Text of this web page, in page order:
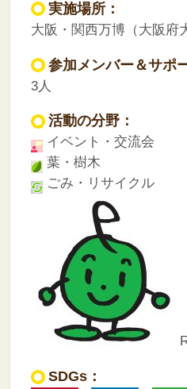
実施場所：
大阪・関西万博（大阪府
参加メンバー＆サポ
3人
活動の分野：
イベント・交流会
葉・樹木
ごみ・リサイクル
SDGs：